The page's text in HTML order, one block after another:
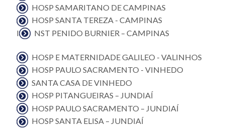
HOSP SAMARITANO DE CAMPINAS
HOSP SANTA TEREZA - CAMPINAS
I
NST PENIDO BURNIER – CAMPINAS
HOSP E MATERNIDADE GALILEO - VALINHOS
HOSP PAULO SACRAMENTO - VINHEDO
SANTA CASA DE VINHEDO
HOSP PITANGUEIRAS – JUNDIAÍ
HOSP PAULO SACRAMENTO – JUNDIAÍ
HOSP SANTA ELISA – JUNDIAÍ